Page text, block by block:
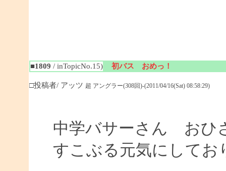
■1809 / inTopicNo.15) 初バス おめっ！
□投稿者/ アッツ 超 アングラー(308回)-(2011/04/16(Sat) 08:58:29)
中学バサーさん おひ
すこぶる元気にしてお